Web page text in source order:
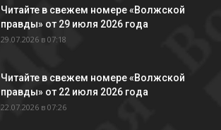
Читайте в свежем номере «Волжской
правды» от 29 июля 2026 года
29.07.2026 в 07:18
Читайте в свежем номере «Волжской
правды» от 22 июля 2026 года
22.07.2026 в 07:26